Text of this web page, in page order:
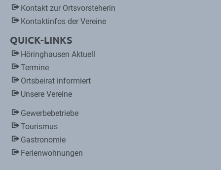
Kontakt zur Ortsvorsteherin
Kontaktinfos der Vereine
QUICK-LINKS
Höringhausen Aktuell
Termine
Ortsbeirat informiert
Unsere Vereine
Gewerbebetriebe
Tourismus
Gastronomie
Ferienwohnungen